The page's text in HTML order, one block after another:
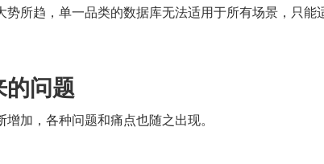
势所趋，单一品类的数据库无法适用于所有场景，只能
问题
加，各种问题和痛点也随之出现。